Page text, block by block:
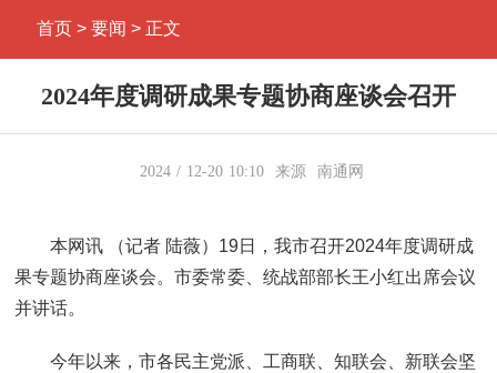
首页 > 要闻 > 正文
2024年度调研成果专题协商座谈会召开
2024 12-20 10:10 来源 南通网
本网讯 （记者 陆薇）19日，我市召开2024年度调研成
果专题协商座谈会。市委常委、统战部部长王小红出席会议
并讲话。
今年以来，市各民主党派、工商联、知联会、新联会坚